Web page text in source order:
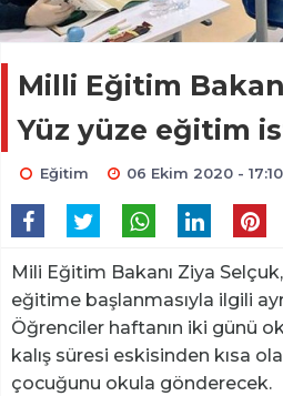
Milli Eğitim
Yüz yüze eğitim
Eğitim 06 Ekim 2020 - 17:10
Mili Eğitim Bakanı Ziya
eğitime başlanmasıyla ilgili
Öğrenciler haftanın iki günü
kalış süresi eskisinden kısa
çocuğunu okula gönderecek.